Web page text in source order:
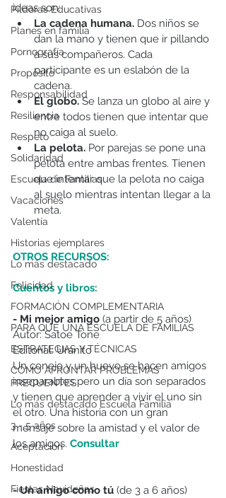
Píldoras Educativas
Planes en familia
Pornografía
Propósito
Responsabilidad
Resiliencia
Respeto
Solidaridad
Escuela de Familias
Vacaciones
Valentía
Historias ejemplares
Lo más destacado
Felicidad
FORMACIÓN COMPLEMENTARIA
PARA QUÉ UNA ESCUELA DE FAMILIAS
ESTRATEGIAS Y TÉCNICAS
CÓMO AFRONTAR PROBLEMAS
FRECUENTES
Lo más destacado Escuela Familia
3 - 5 años
Aceptación
Honestidad
Fiestas Navideñas
ideas son:
La cadena humana. Dos niños se
dan la mano y tienen que ir pillando
a sus compañeros. Cada
participante es un eslabón de la
cadena.
El globo. Se lanza un globo al aire y
entre todos tienen que intentar que
no caiga al suelo.
La pelota. Por parejas se pone una
pelota entre ambas frentes. Tienen
que intentar que la pelota no caiga
al suelo mientras intentan llegar a la
meta.
OTROS RECURSOS:
Cuentos y libros:
- Mi mejor amigo (a partir de 5 años)
Autor: Satoe Tone
Editorial: Uranito
Un conejo y un huevo se hacen amigos
inseparables pero un día son separados
y tienen que aprender a vivir el uno sin
el otro. Una historia con un gran
mensaje sobre la amistad y el valor de
los amigos. Consultar
- Un amigo como tú (de 3 a 6 años)